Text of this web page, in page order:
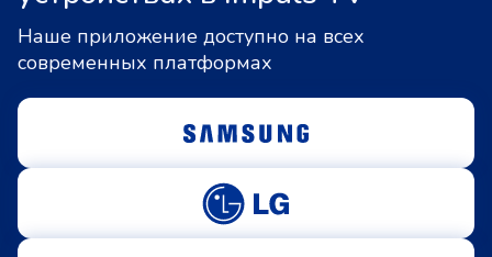
Наше приложение доступно на всех
современных платформах